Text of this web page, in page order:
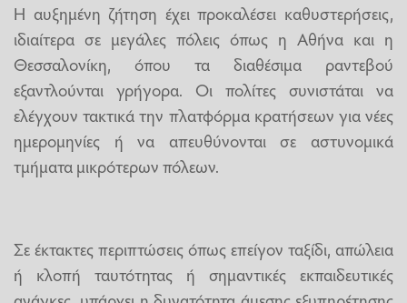
Η αυξημένη ζήτηση έχει προκαλέσει καθυστερήσεις,
ιδιαίτερα σε μεγάλες πόλεις όπως η Αθήνα και η
Θεσσαλονίκη, όπου τα διαθέσιμα ραντεβού
εξαντλούνται γρήγορα. Οι πολίτες συνιστάται να
ελέγχουν τακτικά την πλατφόρμα κρατήσεων για νέες
ημερομηνίες ή να απευθύνονται σε αστυνομικά
τμήματα μικρότερων πόλεων.
Σε έκτακτες περιπτώσεις όπως επείγον ταξίδι, απώλεια
ή κλοπή ταυτότητας ή σημαντικές εκπαιδευτικές